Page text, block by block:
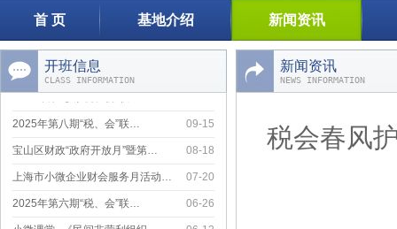
首 页 基地介绍 新闻资讯
开班信息
CLASS INFORMATION
2025年第四期“税、会”联…
2025年第十期“税、会”联…
2025年第九期“税、会”联… 10-10
2025年第八期“税、会”联…
宝山区财政“政府开放月”暨第…
上海市小微企业财会服务月活动…
2025年第六期“税、会”联…
小微课堂--《民间非营利组织…
新闻资讯
NEWS INFORMATION
税会春风